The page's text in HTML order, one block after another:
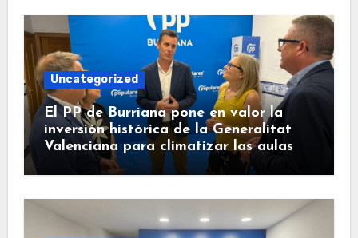
Uncategorized
El PP de Burriana pone en valor la
inversión histórica de la Generalitat
Valenciana para climatizar las aulas